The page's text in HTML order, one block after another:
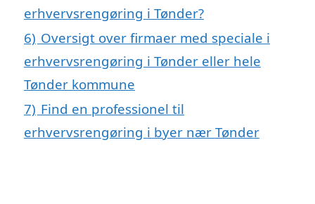
erhvervsrengøring i Tønder?
6) Oversigt over firmaer med speciale i
erhvervsrengøring i Tønder eller hele
Tønder kommune
7) Find en professionel til
erhvervsrengøring i byer nær Tønder